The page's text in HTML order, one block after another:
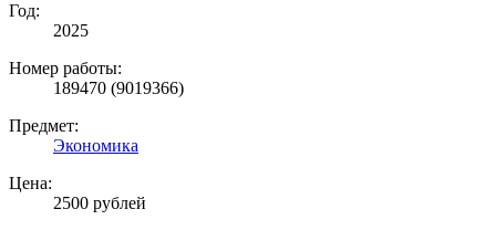
Год:
2025
Номер работы:
189470 (9019366)
Предмет:
Экономика
Цена:
2500 рублей